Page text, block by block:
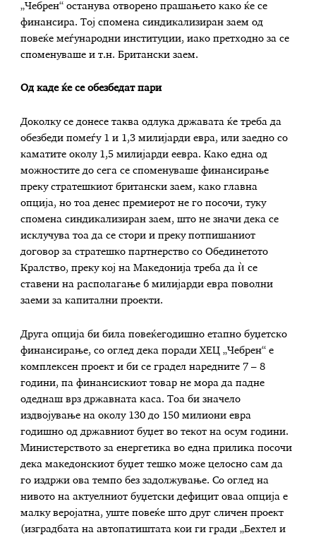
„Чебрен“ останува отворено прашањето како ќе се
финансира. Тој спомена синдикализиран заем од
повеќе меѓународни институции, иако претходно за се
споменуваше и т.н. Британски заем.
Од каде ќе се обезбедат пари
Доколку се донесе таква одлука државата ќе треба да
обезбеди помеѓу 1 и 1,3 милијарди евра, или заедно со
каматите околу 1,5 милијарди еевра. Како една од
можностите до сега се споменуваше финансирање
преку стратешкиот британски заем, како главна
опција, но тоа денес премиерот не го посочи, туку
спомена синдикализиран заем, што не значи дека се
исклучува тоа да се стори и преку потпишаниот
договор за стратешко партнерство со Обединетото
Кралство, преку кој на Македонија треба да ѝ се
ставени на располагање 6 милијарди евра поволни
заеми за капитални проекти.
Друга опција би била повеќегодишно етапно буџетско
финансирање, со оглед дека поради ХЕЦ „Чебрен“ е
комплексен проект и би се градел наредните 7 – 8
години, па финансискиот товар не мора да падне
одеднаш врз државната каса. Тоа би значело
издвојување на околу 130 до 150 милиони евра
годишно од државниот буџет во текот на осум години.
Министерството за енергетика во една прилика посочи
дека македонскиот буџет тешко може целосно сам да
го издржи ова темпо без задолжување. Со оглед на
нивото на актуелниот буџетски дефицит оваа опција е
малку веројатна, уште повеќе што друг сличен проект
(изградбата на автопатиштата кои ги гради „Бехтел и